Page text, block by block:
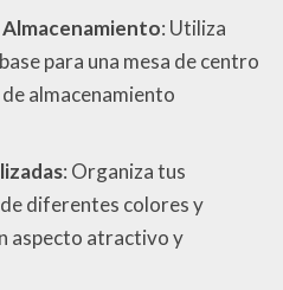
: Utiliza
para una mesa de centro
almacenamiento
: Organiza tus
diferentes colores y
aspecto atractivo y